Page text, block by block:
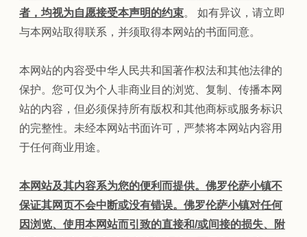
者，均视为自愿接受本声明的约束。 如有异议，请立即
与本网站取得联系，并须取得本网站的书面同意。
本网站的内容受中华人民共和国著作权法和其他法律的
保护。您可仅为个人非商业目的浏览、复制、传播本网
站的内容，但必须保持所有版权和其他商标或服务标识
的完整性。未经本网站书面许可，严禁将本网站内容用
于任何商业用途。
本网站及其内容系为您的便利而提供。佛罗伦萨小镇不
保证其网页不会中断或没有错误。佛罗伦萨小镇对任何
因浏览、使用本网站而引致的直接和/或间接的损失、附